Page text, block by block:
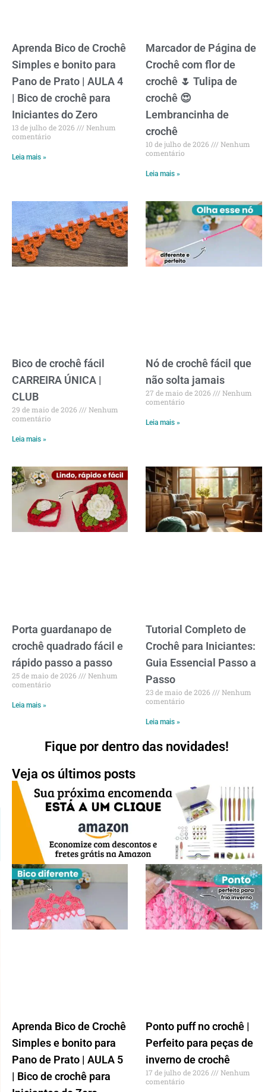
Aprenda Bico de Crochê
Simples e bonito para
Pano de Prato | AULA 4
| Bico de crochê para
Iniciantes do Zero
13 de julho de 2026
Nenhum
comentário
Leia mais »
Marcador de Página de
Crochê com flor de
crochê 🌷 Tulipa de
crochê 😍
Lembrancinha de
crochê
10 de julho de 2026
Nenhum
comentário
Leia mais »
Bico de crochê fácil
CARREIRA ÚNICA |
CLUB
29 de maio de 2026
Nenhum
comentário
Leia mais »
Nó de crochê fácil que
não solta jamais
27 de maio de 2026
Nenhum
comentário
Leia mais »
Porta guardanapo de
crochê quadrado fácil e
rápido passo a passo
25 de maio de 2026
Nenhum
comentário
Leia mais »
Tutorial Completo de
Crochê para Iniciantes:
Guia Essencial Passo a
Passo
23 de maio de 2026
Nenhum
comentário
Leia mais »
Fique por dentro das novidades!
Veja os últimos posts
Aprenda Bico de Crochê
Simples e bonito para
Pano de Prato | AULA 5
| Bico de crochê para
Ponto puff no crochê |
Perfeito para peças de
inverno de crochê
17 de julho de 2026
Nenhum
comentário